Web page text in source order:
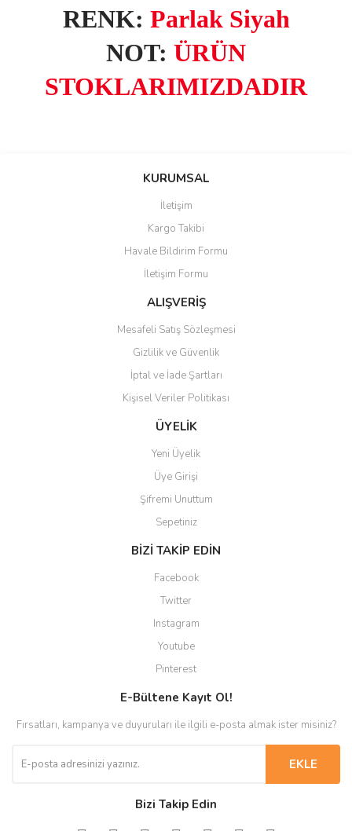
RENK: Parlak Siyah
NOT: ÜRÜN
STOKLARIMIZDADIR
Bu ürüne ilk yorumu siz yapın!
Ürün resmi kalitesiz, bozuk veya görüntülenemiyor.
Ürün açıklamasında eksik bilgiler bulunuyor.
Ürün bilgilerinde hatalar bulunuyor.
Ürün fiyatı diğer sitelerden daha pahalı.
Gönder
KURUMSAL
İletişim
Kargo Takibi
Havale Bildirim Formu
İletişim Formu
ALIŞVERİŞ
Mesafeli Satış Sözleşmesi
Gizlilik ve Güvenlik
İptal ve İade Şartları
Kişisel Veriler Politikası
ÜYELİK
Yeni Üyelik
Üye Girişi
Şifremi Unuttum
Sepetiniz
BİZİ TAKİP EDİN
Facebook
Twitter
Instagram
Youtube
Pinterest
E-Bültene Kayıt Ol!
Fırsatları, kampanya ve duyuruları ile ilgili e-posta almak ister misiniz?
EKLE
Bizi Takip Edin